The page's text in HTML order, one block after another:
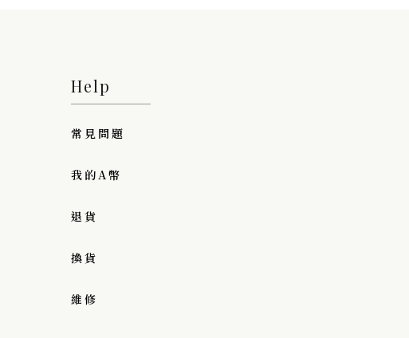
Help
常見問題
我的A幣
退貨
換貨
維修